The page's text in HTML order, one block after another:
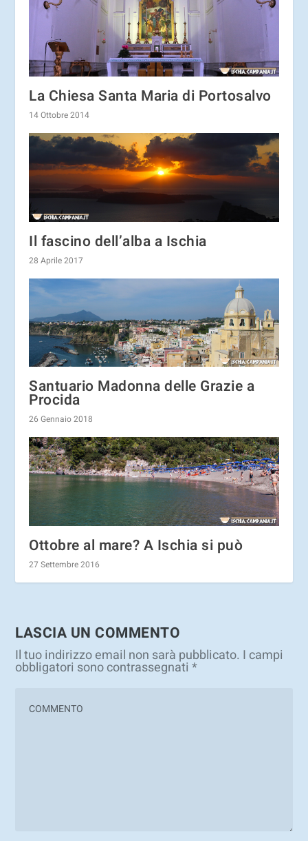
La Chiesa Santa Maria di Portosalvo
14 Ottobre 2014
Il fascino dell’alba a Ischia
28 Aprile 2017
Santuario Madonna delle Grazie a
Procida
26 Gennaio 2018
Ottobre al mare? A Ischia si può
27 Settembre 2016
LASCIA UN COMMENTO
Il tuo indirizzo email non sarà pubblicato. I campi
obbligatori sono contrassegnati*